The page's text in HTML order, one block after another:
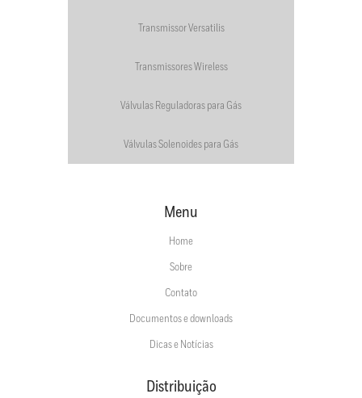
Transmissor Versatilis
Transmissores Wireless
Válvulas Reguladoras para Gás
Válvulas Solenoides para Gás
Menu
Home
Sobre
Contato
Documentos e downloads
Dicas e Notícias
Distribuição